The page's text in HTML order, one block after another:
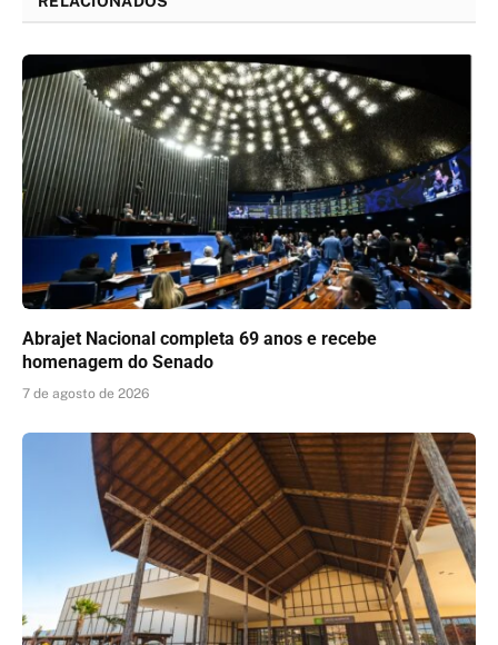
Abrajet Nacional completa 69 anos e recebe
homenagem do Senado
7 de agosto de 2026